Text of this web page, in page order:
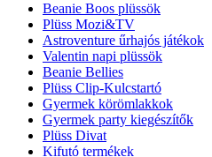
Beanie Boos plüssök
Plüss Mozi&TV
Astroventure űrhajós játékok
Valentin napi plüssök
Beanie Bellies
Plüss Clip-Kulcstartó
Gyermek körömlakkok
Gyermek party kiegészítők
Plüss Divat
Kifutó termékek